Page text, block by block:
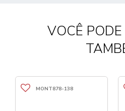
VOCÊ
MONT878-138